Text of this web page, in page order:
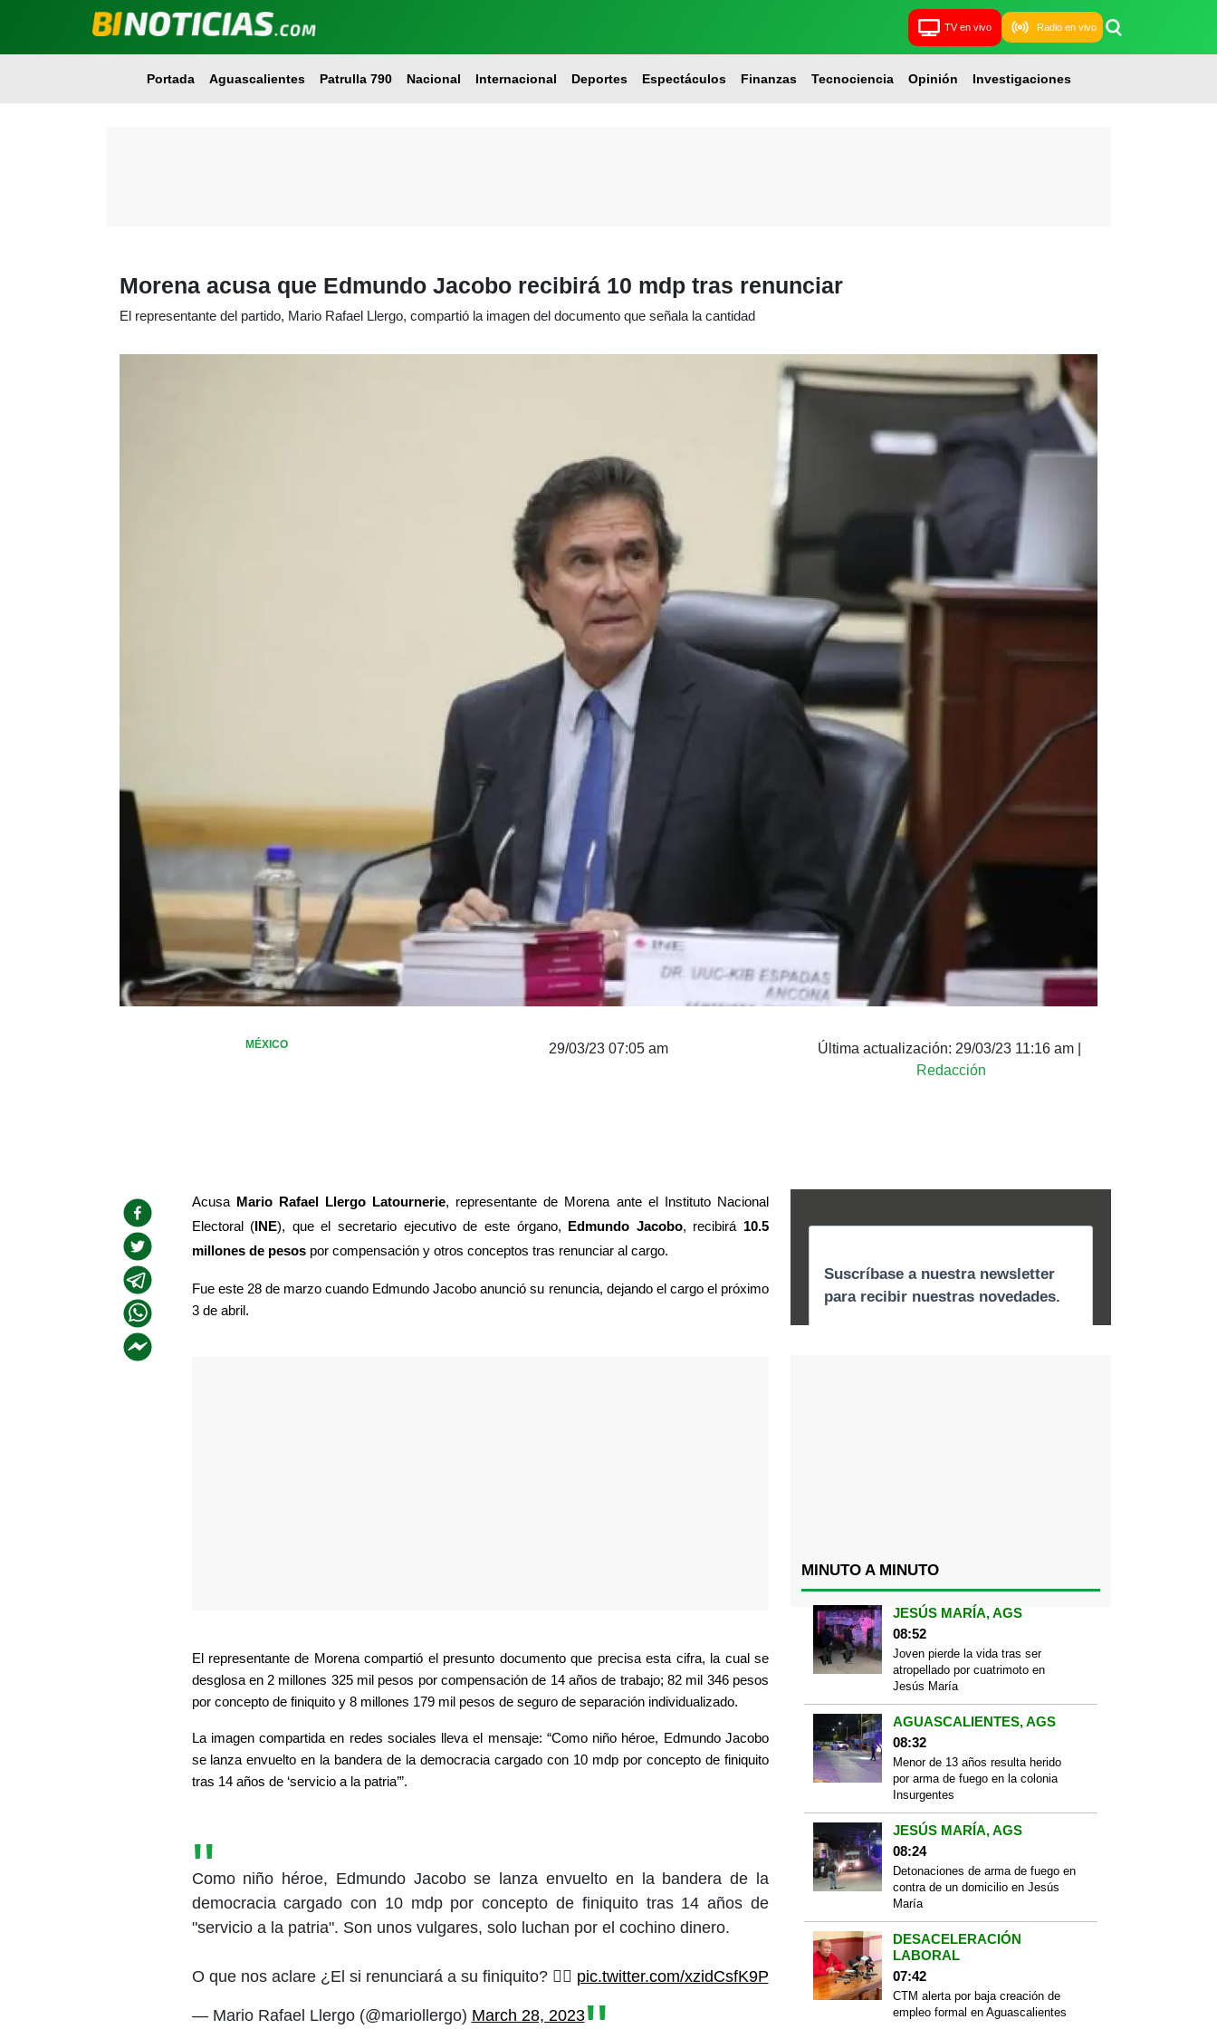
TV en vivo Radio en vivo
Portada Aguascalientes Patrulla 790 Nacional Internacional Deportes Espectáculos Finanzas Tecnociencia Opinión Investigaciones
Morena acusa que Edmundo Jacobo recibirá 10 mdp tras renunciar
El representante del partido, Mario Rafael Llergo, compartió la imagen del documento que señala la cantidad
MÉXICO 29/03/23 07:05 am Última actualización: 29/03/23 11:16 am|
Redacción
Acusa Mario Rafael Llergo Latournerie, representante de Morena ante el Instituto Nacional
Electoral ( INE), que el secretario ejecutivo de este órgano, Edmundo Jacobo, recibirá 10.5
millones de pesos por compensación y otros conceptos tras renunciar al cargo.
Fue este 28 de marzo cuando Edmundo Jacobo anunció su renuncia, dejando el cargo el próximo
3 de abril.
El representante de Morena compartió el presunto documento que precisa esta cifra, la cual se
desglosa en 2 millones 325 mil pesos por compensación de 14 años de trabajo; 82 mil 346 pesos
por concepto de finiquito y 8 millones 179 mil pesos de seguro de separación individualizado.
La imagen compartida en redes sociales lleva el mensaje: “Como niño héroe, Edmundo Jacobo
se lanza envuelto en la bandera de la democracia cargado con 10 mdp por concepto de finiquito
tras 14 años de ‘servicio a la patria’”.
Como niño héroe, Edmundo Jacobo se lanza envuelto en la bandera de la
democracia cargado con 10 mdp por concepto de finiquito tras 14 años de
"servicio a la patria". Son unos vulgares, solo luchan por el cochino dinero.
O que nos aclare ¿El si renunciará a su finiquito? 👇🏽 pic.twitter.com/xzidCsfK9P
— Mario Rafael Llergo (@mariollergo) March 28, 2023
MINUTO A MINUTO
JESÚS MARÍA, AGS
08:52
Joven pierde la vida tras ser
atropellado por cuatrimoto en
Jesús María
AGUASCALIENTES, AGS
08:32
Menor de 13 años resulta herido
por arma de fuego en la colonia
Insurgentes
JESÚS MARÍA, AGS
08:24
Detonaciones de arma de fuego en
contra de un domicilio en Jesús
María
DESACELERACIÓN
LABORAL
07:42
CTM alerta por baja creación de
empleo formal en Aguascalientes